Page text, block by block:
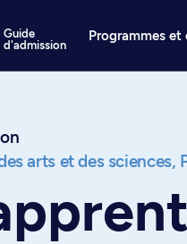
Guide
d'admission
Programmes et
arts et des sciences,